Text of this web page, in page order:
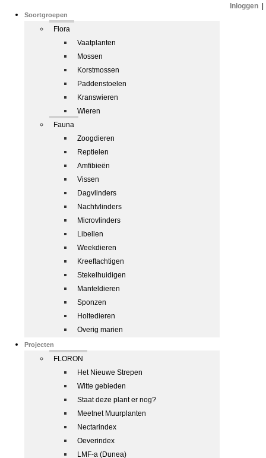
Soortgroepen
Flora
Vaatplanten
Mossen
Korstmossen
Paddenstoelen
Kranswieren
Wieren
Fauna
Zoogdieren
Reptielen
Amfibieën
Vissen
Dagvlinders
Nachtvlinders
Microvlinders
Libellen
Weekdieren
Kreeftachtigen
Stekelhuidigen
Manteldieren
Sponzen
Holtedieren
Overig marien
Projecten
FLORON
Het Nieuwe Strepen
Witte gebieden
Staat deze plant er nog?
Meetnet Muurplanten
Nectarindex
Oeverindex
LMF-a (Dunea)
Inloggen